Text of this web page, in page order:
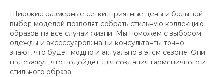
Широкие размерные сетки, приятные цены и большой
выбор моделей позволят собрать стильную коллекцию
образов на все случаи жизни. Мы поможем с выбором
одежды и аксессуаров: наши консультанты точно
знают, что будет модно и актуально в этом сезоне. Они
подскажут, что подойдет для создания гармоничного и
стильного образа.